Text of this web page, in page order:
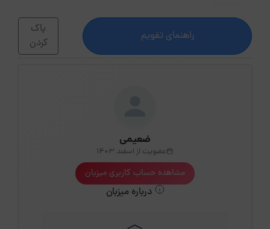
راهنمای تقویم
پاک
کردن
ضعیمی
عضویت از اسفند 1403
مشاهده حساب کاربری میزبان
درباره میزبان